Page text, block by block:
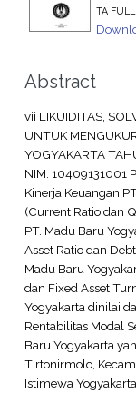
TA
Abstract
vii LIKUIDITAS,
UNTUK
YOGYAKARTA
NIM. 10409131001
Kinerja Keuangan
(Current Ratio dan
PT. Madu Baru
Asset Ratio dan
Madu Baru
dan Fixed Asset
Yogyakarta dinilai
Rentabilitas Modal
Baru Yogyakarta
Tirtonirmolo,
Istimewa